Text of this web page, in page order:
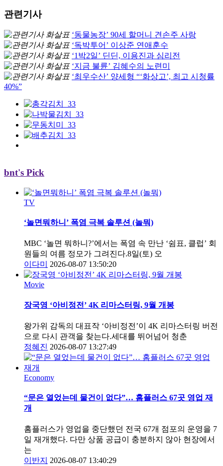
관련기사
‘동물농장’ 90세 할머니 견손주 사랑
‘독박투어’ 이상준 연애훈수
‘1박2일’ 딘딘, 이용진과 심리전
‘지금 불륜’ 김혜수의 노련미
‘최우수산’ 양세형 “‘화상고’, 최고 시청률
40%”
bnt's Pick
TV
‘놀면뭐하니’ 폭염 극복 솔루션 (놀뭐)
MBC ‘놀면 뭐하니?’에서는 폭염 속 만난 ‘쉼표, 클럽’ 회
원들의 여름 정모가 그려진다.8일(토) 오
이다미
2026-08-07 13:50:20
Movie
장국영 ‘아비정전’ 4K 리마스터링, 9월 개봉
왕가위 감독의 대표작 ‘아비정전’이 4K 리마스터링 버전
으로 다시 관객을 찾는다.세대를 뛰어넘어 청춘
정혜진 2026-08-07 13:27:49
Economy
“문은 열었는데 물건이 없다”… 홈플러스 67곳 영업 재
개
홈플러스가 영업을 중단했던 전국 67개 점포의 운영을 7
일 재개했다. 다만 상품 공급이 충분하지 않아 현장에서
는
이반지
2026-08-07 13:40:29